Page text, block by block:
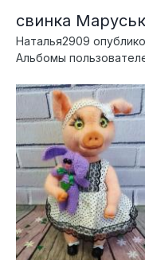
свинка
Наталья2909
Альбомы